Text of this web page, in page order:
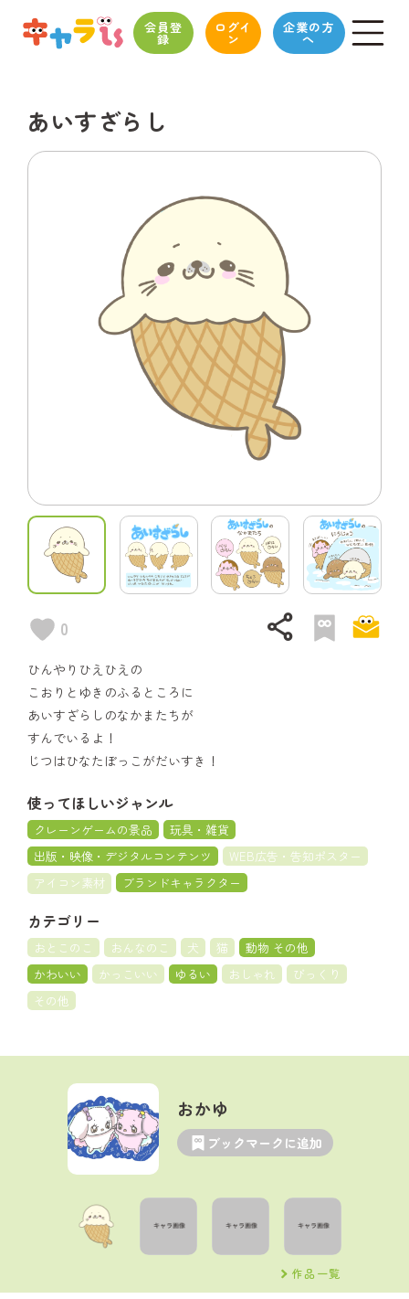
会員登
録
ログイ
ン
企業の方
へ
あいすざらし
0 share
ひんやりひえひえの
こおりとゆきのふるところに
あいすざらしのなかまたちが
すんでいるよ！
じつはひなたぼっこがだいすき！
使ってほしいジャンル
クレーンゲームの景品
玩具・雑貨
出版・映像・デジタルコンテンツ
WEB広告・告知ポスター
アイコン素材
ブランドキャラクター
カテゴリー
おとこのこ おんなのこ 犬 猫
動物 その他
かわいい
かっこいい ゆるい おしゃれ
びっくり
その他
おかゆ
ブックマークに追加
作品一覧